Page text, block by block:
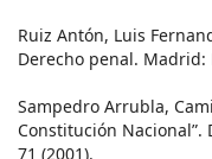
Ruiz Antón, Luis
Derecho penal. Madrid:
Sampedro Arrubla,
Constitución Nacional”.
71 (2001).